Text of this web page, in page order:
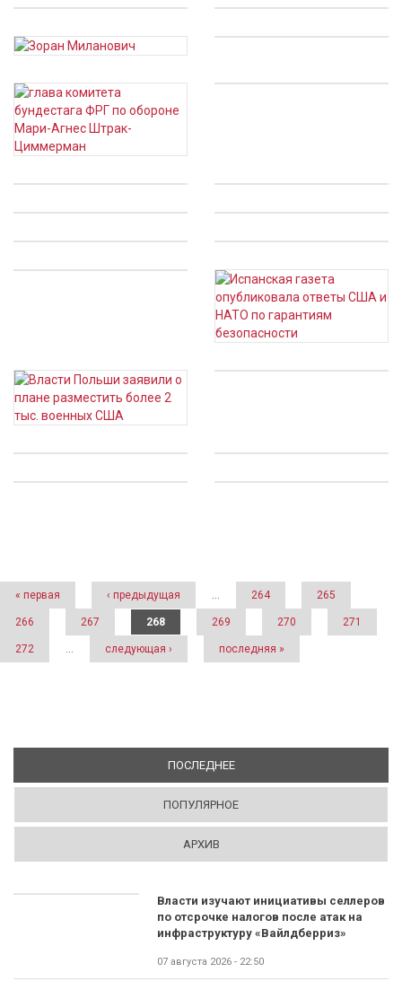
« первая ‹ предыдущая … 264 265
266 267 268 269 270 271
272 … следующая › последняя »
ПОСЛЕДНЕЕ(АКТИВНАЯ ВКЛАДКА)
ПОПУЛЯРНОЕ
АРХИВ
Власти изучают инициативы селлеров
по отсрочке налогов после атак на
инфраструктуру «Вайлдберриз»
07 августа 2026 - 22:50